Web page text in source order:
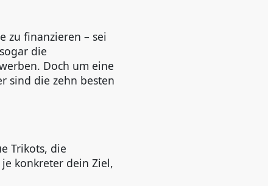
zu finanzieren – sei
die
Doch um eine
sind die zehn besten
Trikots, die
konkreter dein Ziel,